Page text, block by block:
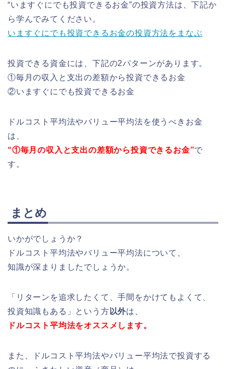
“いますぐにでも投資できるお金”の投資方法は、下記か
ら学んでみてください。
いますぐにでも投資できるお金の投資方法をまなぶ
投資できる資金には、下記の2パターンがあります。
①毎月の収入と支出の差額から投資できるお金
②いますぐにでも投資できるお金
ドルコスト平均法やバリュー平均法を使うべきお金
は、
“①毎月の収入と支出の差額から投資できるお金”で
す。
まとめ
いかがでしょうか？
ドルコスト平均法やバリュー平均法について、
知識が深まりましたでしょうか。
「リターンを追求したくて、手間をかけてもよくて、
投資知識もある」という方 以外は、
ドルコスト平均法をオススメします。
また、ドルコスト平均法やバリュー平均法で投資する